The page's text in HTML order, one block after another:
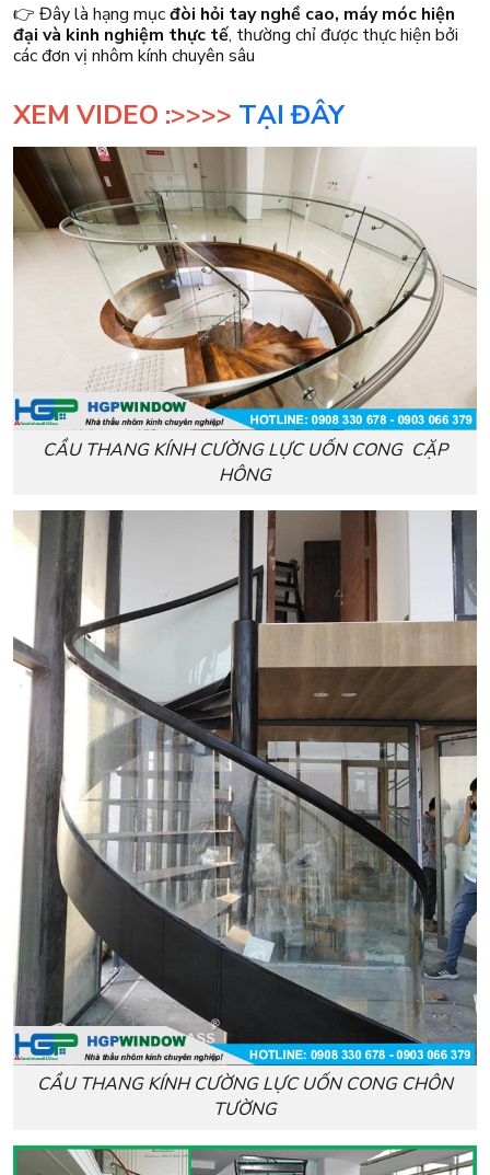
👉 Đây là hạng mụcđòi hỏi tay nghề cao, máy móc hiện
đại và kinh nghiệm thực tế, thường chỉ được thực hiện bởi
các đơn vị nhôm kính chuyên sâu
XEM VIDEO :>>>> TẠI ĐÂY
CẦU THANG KÍNH CƯỜNG LỰC UỐN CONG CẶP
HÔNG
CẦU THANG KÍNH CƯỜNG LỰC UỐN CONG CHÔN
TƯỜNG